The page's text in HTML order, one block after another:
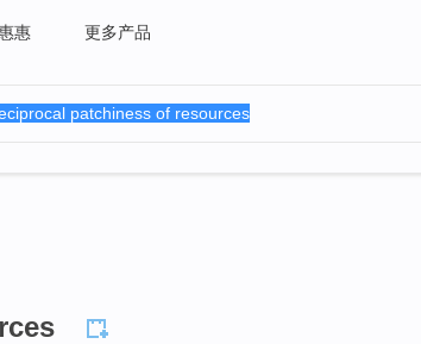
惠 更多产品